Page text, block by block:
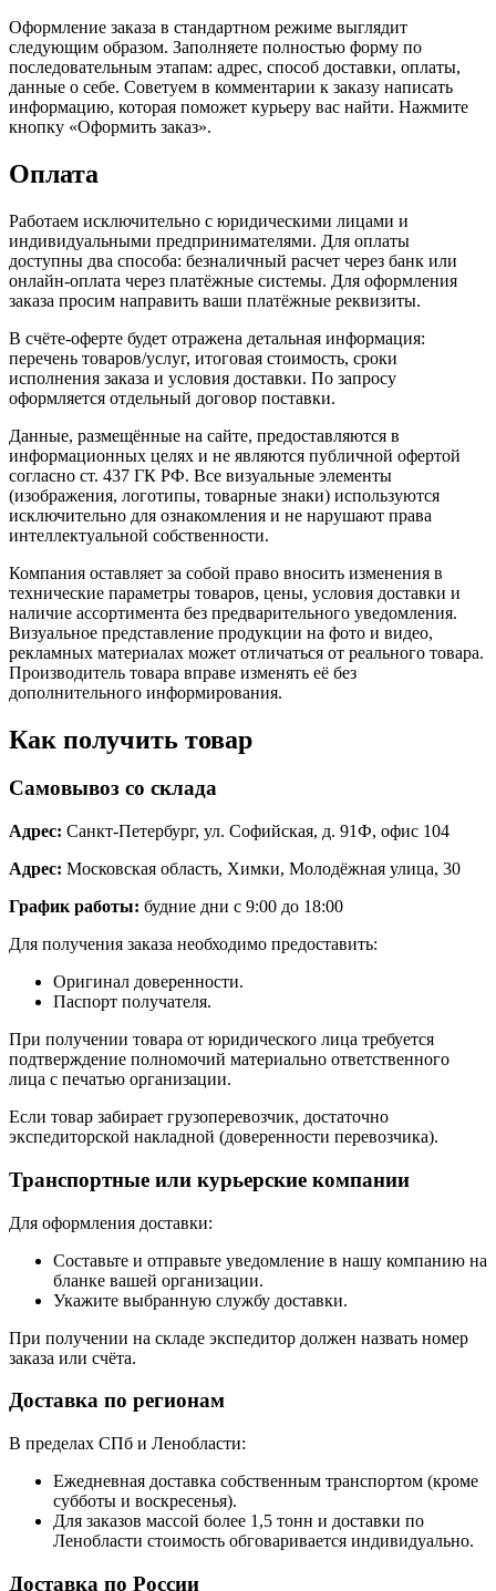
Оформление заказа в стандартном режиме выглядит
следующим образом. Заполняете полностью форму по
последовательным этапам: адрес, способ доставки, оплаты,
данные о себе. Советуем в комментарии к заказу написать
информацию, которая поможет курьеру вас найти. Нажмите
кнопку «Оформить заказ».
Оплата
Работаем исключительно с юридическими лицами и
индивидуальными предпринимателями. Для оплаты
доступны два способа: безналичный расчет через банк или
онлайн-оплата через платёжные системы. Для оформления
заказа просим направить ваши платёжные реквизиты.
В счёте-оферте будет отражена детальная информация:
перечень товаров/услуг, итоговая стоимость, сроки
исполнения заказа и условия доставки. По запросу
оформляется отдельный договор поставки.
Данные, размещённые на сайте, предоставляются в
информационных целях и не являются публичной офертой
согласно ст. 437 ГК РФ. Все визуальные элементы
(изображения, логотипы, товарные знаки) используются
исключительно для ознакомления и не нарушают права
интеллектуальной собственности.
Компания оставляет за собой право вносить изменения в
технические параметры товаров, цены, условия доставки и
наличие ассортимента без предварительного уведомления.
Визуальное представление продукции на фото и видео,
рекламных материалах может отличаться от реального товара.
Производитель товара вправе изменять её без
дополнительного информирования.
Как получить товар
Самовывоз со склада
Адрес: Санкт-Петербург, ул. Софийская, д. 91Ф, офис 104
Адрес: Московская область, Химки, Молодёжная улица, 30
График работы: будние дни с 9:00 до 18:00
Для получения заказа необходимо предоставить:
Оригинал доверенности.
Паспорт получателя.
При получении товара от юридического лица требуется
подтверждение полномочий материально ответственного
лица с печатью организации.
Если товар забирает грузоперевозчик, достаточно
экспедиторской накладной (доверенности перевозчика).
Транспортные или курьерские компании
Для оформления доставки:
Составьте и отправьте уведомление в нашу компанию на
бланке вашей организации.
Укажите выбранную службу доставки.
При получении на складе экспедитор должен назвать номер
заказа или счёта.
Доставка по регионам
В пределах СПб и Ленобласти:
Ежедневная доставка собственным транспортом (кроме
субботы и воскресенья).
Для заказов массой более 1,5 тонн и доставки по
Ленобласти стоимость обговаривается индивидуально.
Доставка по России